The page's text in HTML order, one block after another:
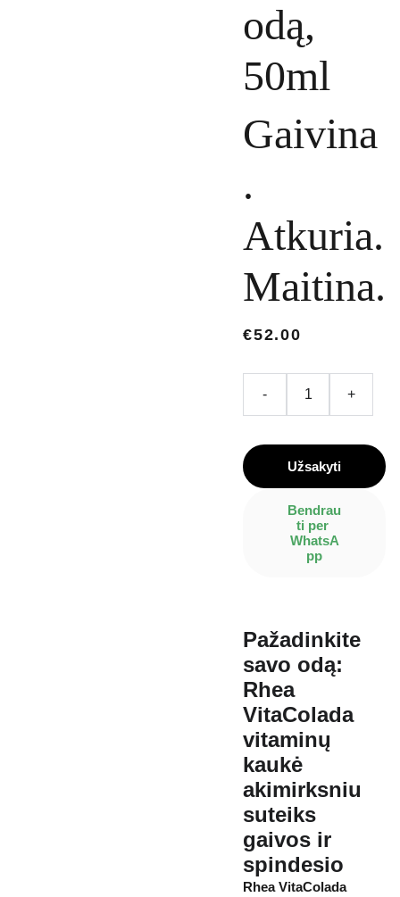
odą,
50ml
Gaivina
.
Atkuria.
Maitina.
€52.00
- +
Užsakyti
Bendrau
ti per
WhatsA
pp
Pažadinkite
savo odą:
Rhea
VitaColada
vitaminų
kaukė
akimirksniu
suteiks
gaivos ir
spindesio
Rhea VitaColada